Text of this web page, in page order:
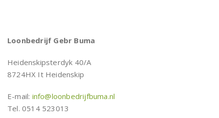
Loonbedrijf Gebr Buma
Heidenskipsterdyk 40/A
8724HX It Heidenskip
E-mail: info@loonbedrijfbuma.nl
Tel. 0514 523013